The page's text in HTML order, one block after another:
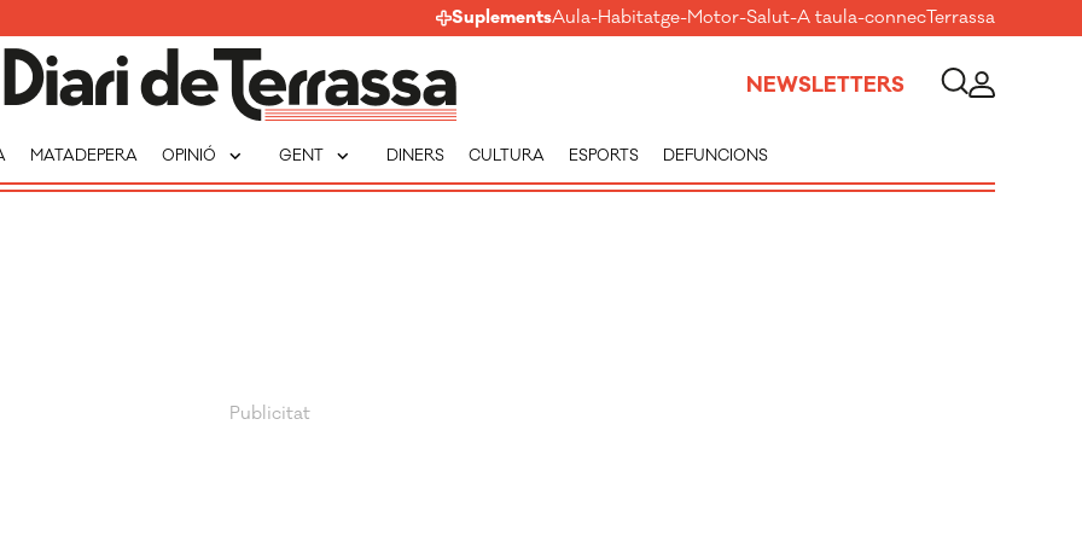
SuplementsAula-Habitatge-Motor-Salut-A taula-connecTerrassa
NEWSLETTERS
MATADEPERA OPINIÓ expand_more GENT expand_more DINERS CULTURA ESPORTS DEFUNCIONS